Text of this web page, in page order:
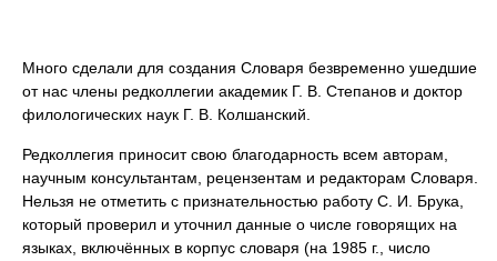
Много сделали для создания Словаря безвременно ушедшие
от нас члены редколлегии академик Г. В. Степанов и доктор
филологических наук Г. В. Колшанский.
Редколлегия приносит свою благодарность всем авторам,
научным консультантам, рецензентам и редакторам Словаря.
Нельзя не отметить с признательностью работу С. И. Брука,
который проверил и уточнил данные о числе говорящих на
языках, включённых в корпус словаря (на 1985 г., число